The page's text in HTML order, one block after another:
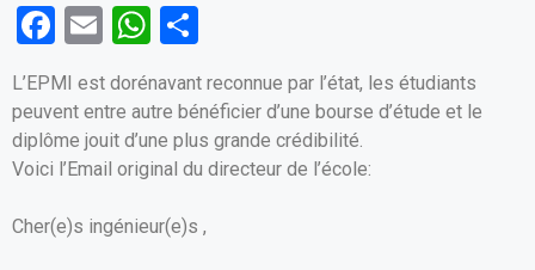
F
a
ce
b
o
o
E
m
ail
W
at
s
A
p
ta
g
er
L’EPMI est dorénavant reconnue par l’état, les étudiants
peuvent entre autre bénéficier d’une bourse d’étude et le
diplôme jouit d’une plus grande crédibilité.
Voici l’Email original du directeur de l’école:
Cher(e)s ingénieur(e)s ,